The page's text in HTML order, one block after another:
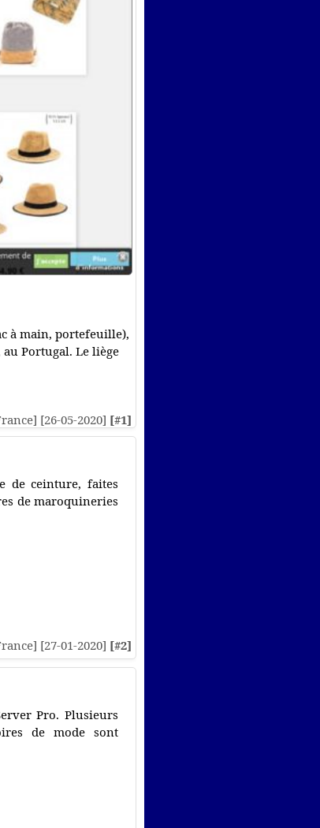
à main, portefeuille),
Portugal. Le liège
[26-05-2020] [#1]
de ceinture, faites
de maroquineries
[27-01-2020] [#2]
Pro. Plusieurs
de mode sont